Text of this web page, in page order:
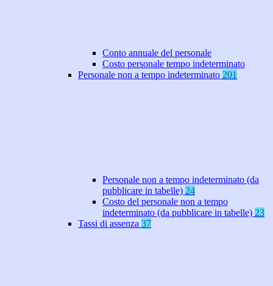
Conto annuale del personale
Costo personale tempo indeterminato
Personale non a tempo indeterminato 201
Personale non a tempo indeterminato (da
pubblicare in tabelle) 24
Costo del personale non a tempo
indeterminato (da pubblicare in tabelle) 23
Tassi di assenza 37